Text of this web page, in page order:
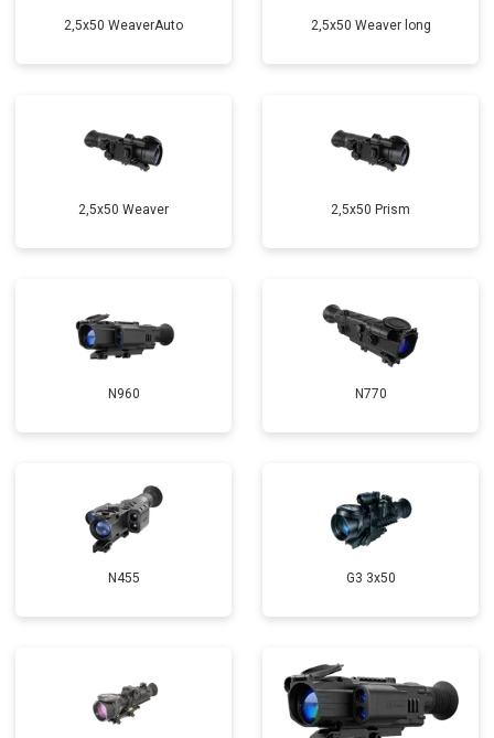
2,5x50 WeaverAuto 2,5x50 Weaver long
2,5x50 Weaver 2,5x50 Prism
N960 N770
N455 G3 3x50